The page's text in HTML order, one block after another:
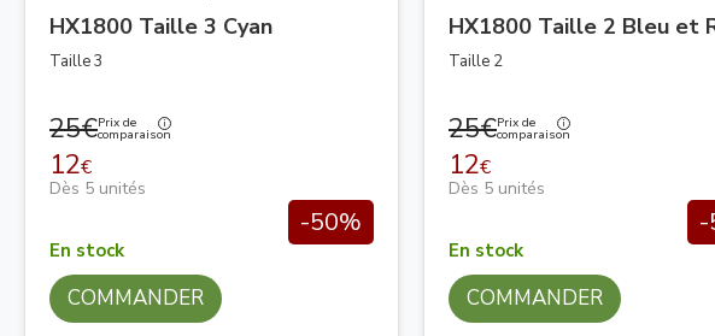
HX1800 Taille 3 Cyan
Taille 3
25€Prix de
comparaison
12€
Dès 5 unités
-50%
En stock
COMMANDER
HX1800 Taille 2 Bleu et
Taille 2
25€Prix de
comparaison
12€
Dès 5 unités
-
En stock
COMMANDER